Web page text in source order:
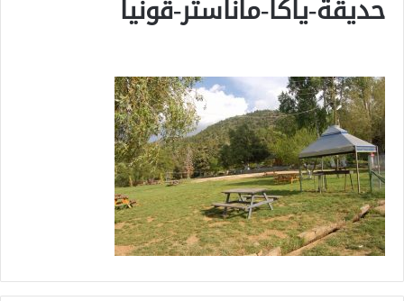
حديقة-ياكا-ماناستر-قونيا